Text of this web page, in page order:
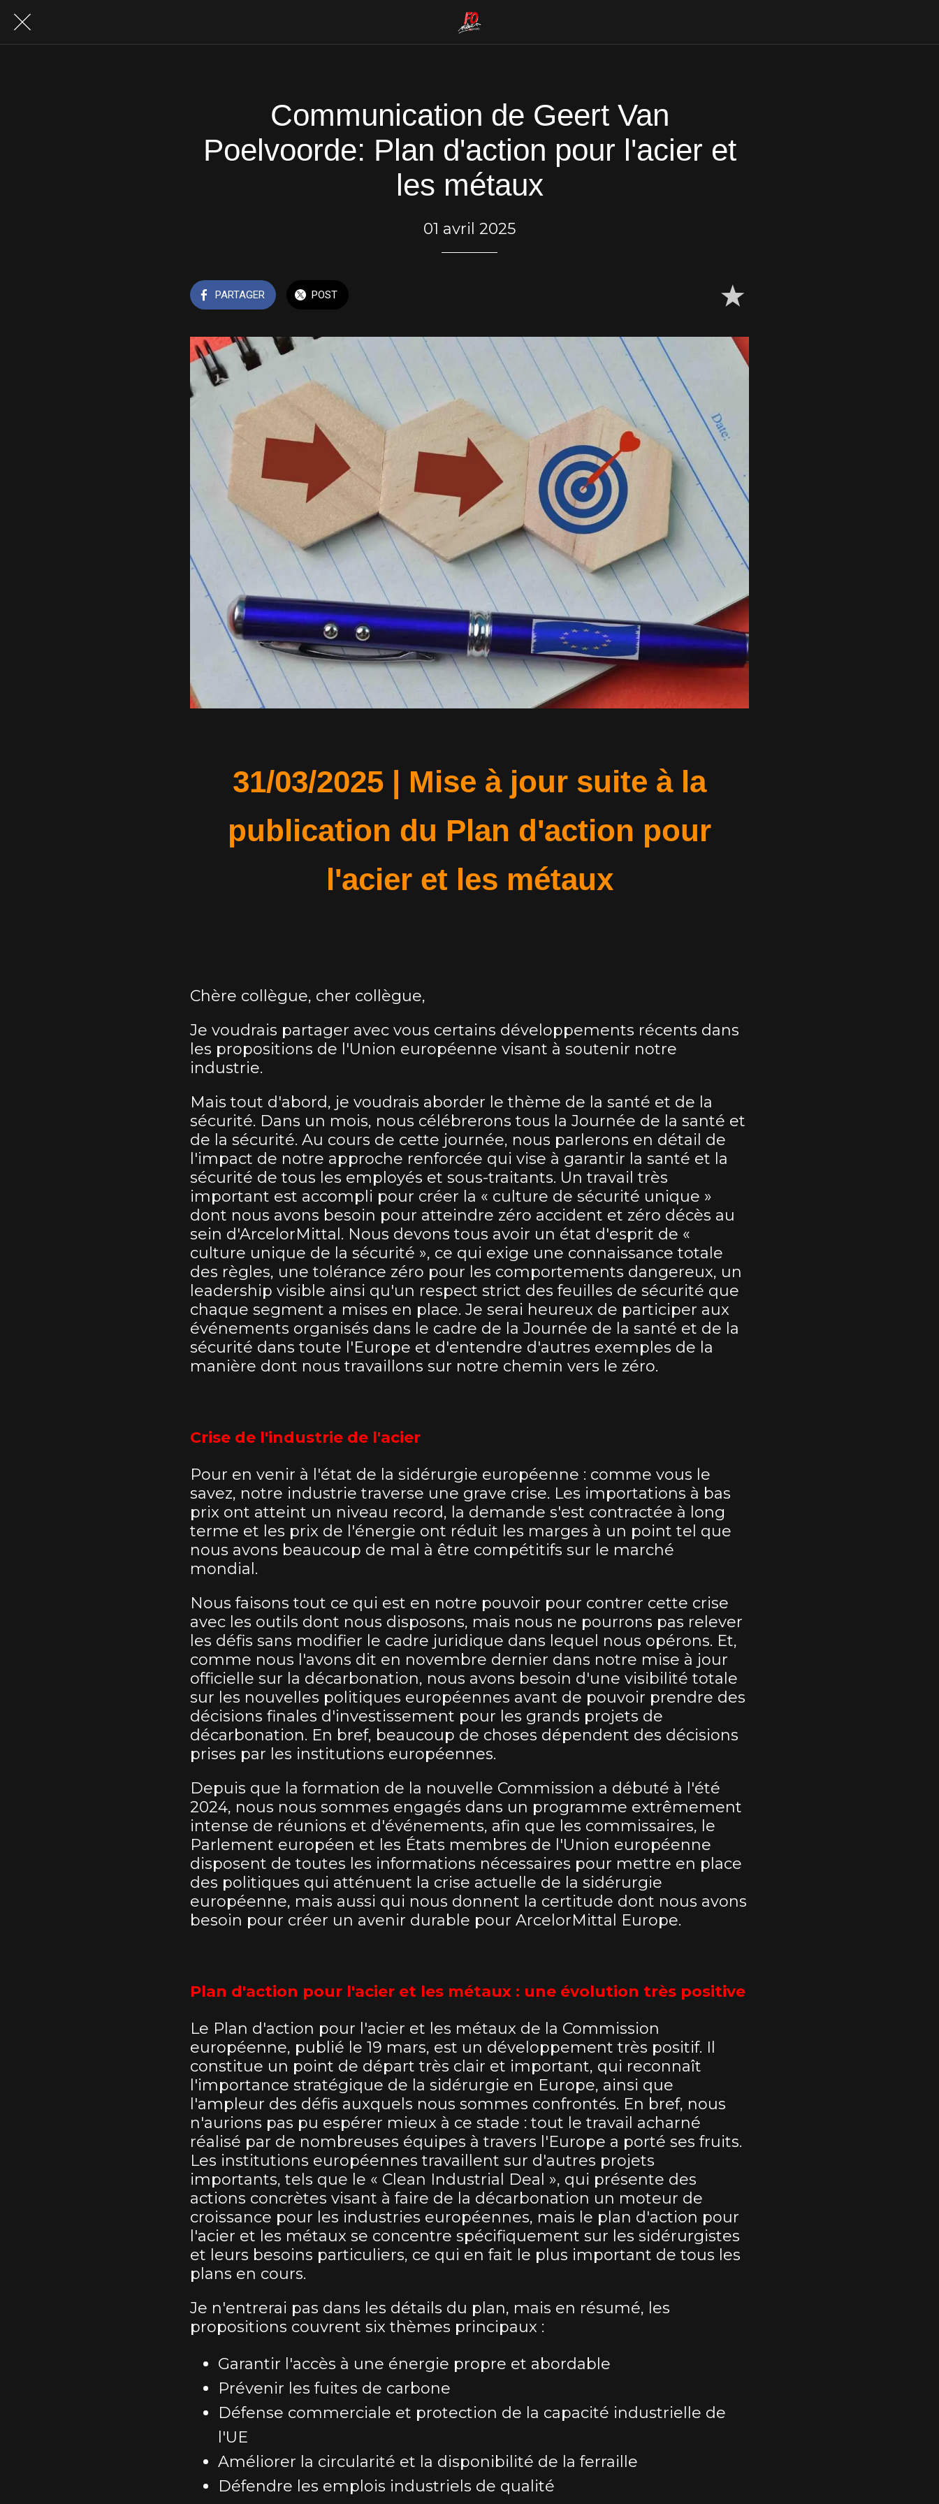
Communication de Geert Van
Poelvoorde: Plan d'action pour l'acier et
les métaux
01 avril 2025
PARTAGER POST
31/03/2025 | Mise à jour suite à la
publication du Plan d'action pour
l'acier et les métaux
Chère collègue, cher collègue,
Je voudrais partager avec vous certains développements récents dans
les propositions de l'Union européenne visant à soutenir notre
industrie.
Mais tout d'abord, je voudrais aborder le thème de la santé et de la
sécurité. Dans un mois, nous célébrerons tous la Journée de la santé et
de la sécurité. Au cours de cette journée, nous parlerons en détail de
l'impact de notre approche renforcée qui vise à garantir la santé et la
sécurité de tous les employés et sous-traitants. Un travail très
important est accompli pour créer la « culture de sécurité unique »
dont nous avons besoin pour atteindre zéro accident et zéro décès au
sein d'ArcelorMittal. Nous devons tous avoir un état d'esprit de «
culture unique de la sécurité », ce qui exige une connaissance totale
des règles, une tolérance zéro pour les comportements dangereux, un
leadership visible ainsi qu'un respect strict des feuilles de sécurité que
chaque segment a mises en place. Je serai heureux de participer aux
événements organisés dans le cadre de la Journée de la santé et de la
sécurité dans toute l'Europe et d'entendre d'autres exemples de la
manière dont nous travaillons sur notre chemin vers le zéro.
Crise de l'industrie de l'acier
Pour en venir à l'état de la sidérurgie européenne : comme vous le
savez, notre industrie traverse une grave crise. Les importations à bas
prix ont atteint un niveau record, la demande s'est contractée à long
terme et les prix de l'énergie ont réduit les marges à un point tel que
nous avons beaucoup de mal à être compétitifs sur le marché
mondial.
Nous faisons tout ce qui est en notre pouvoir pour contrer cette crise
avec les outils dont nous disposons, mais nous ne pourrons pas relever
les défis sans modifier le cadre juridique dans lequel nous opérons. Et,
comme nous l'avons dit en novembre dernier dans notre mise à jour
officielle sur la décarbonation, nous avons besoin d'une visibilité totale
sur les nouvelles politiques européennes avant de pouvoir prendre des
décisions finales d'investissement pour les grands projets de
décarbonation. En bref, beaucoup de choses dépendent des décisions
prises par les institutions européennes.
Depuis que la formation de la nouvelle Commission a débuté à l'été
2024, nous nous sommes engagés dans un programme extrêmement
intense de réunions et d'événements, afin que les commissaires, le
Parlement européen et les États membres de l'Union européenne
disposent de toutes les informations nécessaires pour mettre en place
des politiques qui atténuent la crise actuelle de la sidérurgie
européenne, mais aussi qui nous donnent la certitude dont nous avons
besoin pour créer un avenir durable pour ArcelorMittal Europe.
Plan d'action pour l'acier et les métaux : une évolution très positive
Le Plan d'action pour l'acier et les métaux de la Commission
européenne, publié le 19 mars, est un développement très positif. Il
constitue un point de départ très clair et important, qui reconnaît
l'importance stratégique de la sidérurgie en Europe, ainsi que
l'ampleur des défis auxquels nous sommes confrontés. En bref, nous
n'aurions pas pu espérer mieux à ce stade : tout le travail acharné
réalisé par de nombreuses équipes à travers l'Europe a porté ses fruits.
Les institutions européennes travaillent sur d'autres projets
importants, tels que le « Clean Industrial Deal », qui présente des
actions concrètes visant à faire de la décarbonation un moteur de
croissance pour les industries européennes, mais le plan d'action pour
l'acier et les métaux se concentre spécifiquement sur les sidérurgistes
et leurs besoins particuliers, ce qui en fait le plus important de tous les
plans en cours.
Je n'entrerai pas dans les détails du plan, mais en résumé, les
propositions couvrent six thèmes principaux :
Garantir l'accès à une énergie propre et abordable
Prévenir les fuites de carbone
Défense commerciale et protection de la capacité industrielle de
l'UE
Améliorer la circularité et la disponibilité de la ferraille
Défendre les emplois industriels de qualité